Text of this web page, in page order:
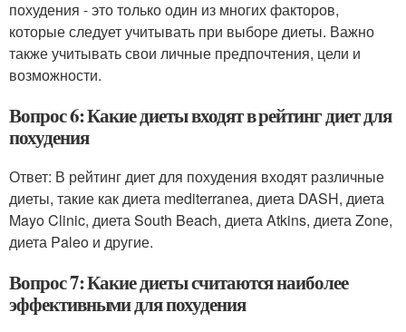
похудения - это только один из многих факторов,
которые следует учитывать при выборе диеты. Важно
также учитывать свои личные предпочтения, цели и
возможности.
Вопрос 6: Какие диеты входят в рейтинг диет для
похудения
Ответ: В рейтинг диет для похудения входят различные
диеты, такие как диета mediterranea, диета DASH, диета
Mayo Clinic, диета South Beach, диета Atkins, диета Zone,
диета Paleo и другие.
Вопрос 7: Какие диеты считаются наиболее
эффективными для похудения